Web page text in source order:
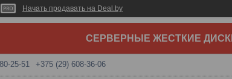
Начать продавать на Deal.by
СЕРВЕРНЫЕ ЖЕСТКИЕ
25-51 +375 (29) 608-36-06